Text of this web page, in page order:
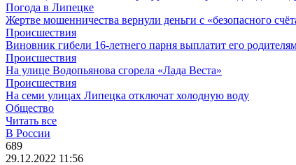
Погода в Липецке
Жертве мошенничества вернули деньги с «безопасного
Происшествия
Виновник гибели 16-летнего парня выплатит его
Происшествия
На улице Водопьянова сгорела «Лада Веста»
Происшествия
На семи улицах Липецка отключат холодную воду
Общество
Читать все
В России
689
29.12.2022 11:56